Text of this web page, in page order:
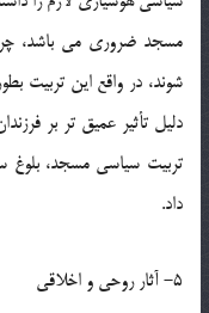
مسجد ضروری می باشد،
شوند، در واقع این تربیت
دلیل تأثیر عمیق تر بر
تربیت سیاسی مسجد، بلوغ
داد.
5- آثار روحی و اخلاقی